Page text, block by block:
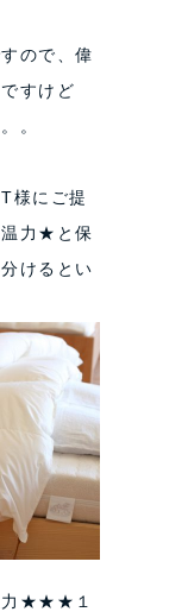
ので、偉
すけど
。
様にご提
温力★と保
けるとい
力★★★１